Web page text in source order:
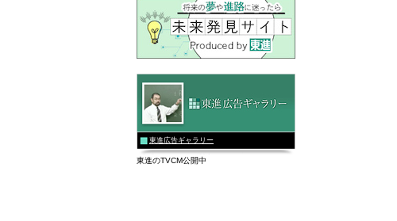
東進広告ギャラリー
東進のTVCM公開中